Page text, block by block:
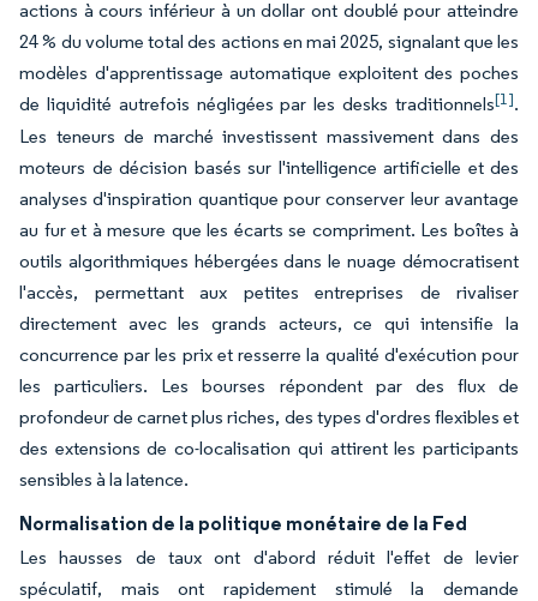
actions à cours inférieur à un dollar ont doublé pour atteindre
24 % du volume total des actions en mai 2025, signalant que les
modèles d'apprentissage automatique exploitent des poches
de liquidité autrefois négligées par les desks traditionnels[1].
Les teneurs de marché investissent massivement dans des
moteurs de décision basés sur l'intelligence artificielle et des
analyses d'inspiration quantique pour conserver leur avantage
au fur et à mesure que les écarts se compriment. Les boîtes à
outils algorithmiques hébergées dans le nuage démocratisent
l'accès, permettant aux petites entreprises de rivaliser
directement avec les grands acteurs, ce qui intensifie la
concurrence par les prix et resserre la qualité d'exécution pour
les particuliers. Les bourses répondent par des flux de
profondeur de carnet plus riches, des types d'ordres flexibles et
des extensions de co-localisation qui attirent les participants
sensibles à la latence.
Normalisation de la politique monétaire de la Fed
Les hausses de taux ont d'abord réduit l'effet de levier
spéculatif, mais ont rapidement stimulé la demande